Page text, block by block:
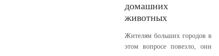
домашних
животных
Жителям больших городов в
этом вопросе повезло, они